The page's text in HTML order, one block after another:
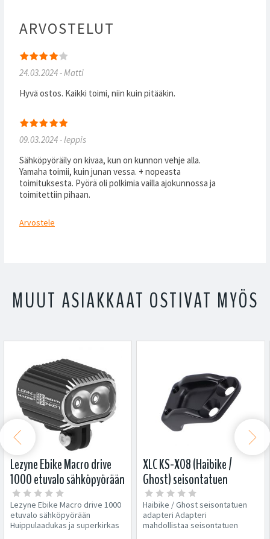
ARVOSTELUT
24.03.2024 - Matti
Hyvä ostos. Kaikki toimi, niin kuin pitääkin.
09.03.2024 - leppis
Sähköpyöräily on kivaa, kun on kunnon vehje alla.
Yamaha toimii, kuin junan vessa. + nopeasta
toimituksesta. Pyörä oli polkimia vailla ajokunnossa ja
toimitettiin pihaan.
Arvostele
MUUT ASIAKKAAT OSTIVAT MYÖS
Lezyne Ebike Macro drive
1000 etuvalo sähköpyörään
Lezyne Ebike Macro drive 1000
etuvalo sähköpyörään
Huippulaadukas ja superkirkas
XLC KS-X08 (Haibike /
Ghost) seisontatuen
adapteri
Haibike / Ghost seisontatuen
adapteri Adapteri
mahdollistaa seisontatuen
 